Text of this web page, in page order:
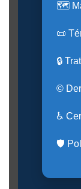
🗺️
📜
🔒
©
♿
🛡️